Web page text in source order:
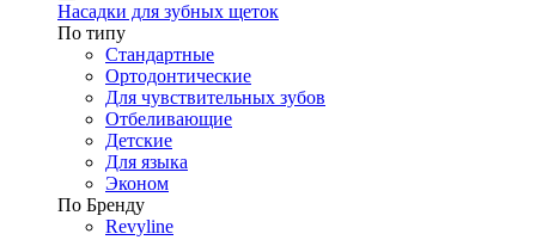
Насадки для зубных щеток
По типу
Стандартные
Ортодонтические
Для чувствительных зубов
Отбеливающие
Детские
Для языка
Эконом
По Бренду
Revyline